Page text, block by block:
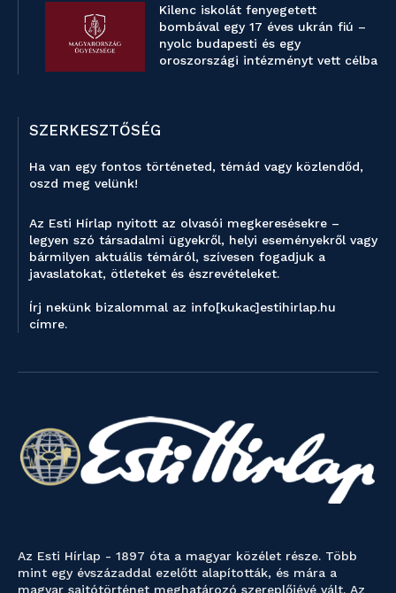
Kilenc iskolát fenyegetett
bombával egy 17 éves ukrán fiú –
nyolc budapesti és egy
oroszországi intézményt vett célba
SZERKESZTŐSÉG
Ha van egy fontos történeted, témád vagy közlendőd,
oszd meg velünk!
Az Esti Hírlap nyitott az olvasói megkeresésekre –
legyen szó társadalmi ügyekről, helyi eseményekről vagy
bármilyen aktuális témáról, szívesen fogadjuk a
javaslatokat, ötleteket és észrevételeket.
Írj nekünk bizalommal az info[kukac]estihirlap.hu
címre.
Az Esti Hírlap - 1897 óta a magyar közélet része. Több
mint egy évszázaddal ezelőtt alapították, és mára a
magyar sajtótörténet meghatározó szereplőjévé vált. Az